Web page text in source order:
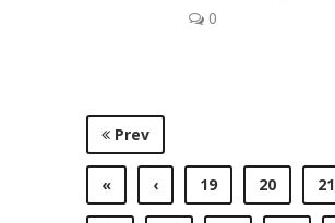
0
Prev
« ‹ 19 20 21